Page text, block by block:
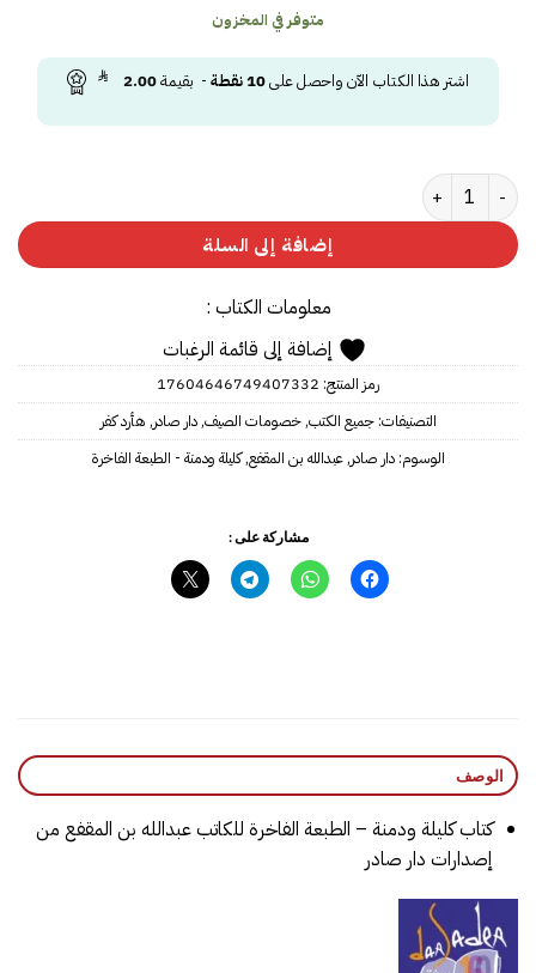
متوفر في المخزون
اشتر هذا الكتاب الآن واحصل على10نقطة- بقيمة2.00
كمية كليلة ودمنة - الطبعة الفاخرة
إضافة إلى السلة
معلومات الكتاب :
إضافة إلى قائمة الرغبات
رمز المنتج: 17604646749407332
التصنيفات:جميع الكتب,خصومات الصيف,دار صادر, هأرد كفر
الوسوم: دار صادر,عبدالله بن المقفع,كليلة ودمنة - الطبعة الفاخرة
مشاركة على :
الوصف
كتاب كليلة ودمنة – الطبعة الفاخرة للكاتب عبدالله بن المقفع من
إصدارات دار صادر